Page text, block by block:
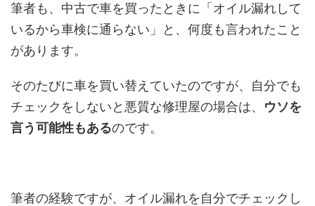
筆者も、中古で車を買ったときに「オイル漏れして
いるから車検に通らない」と、何度も言われたこと
があります。
そのたびに車を買い替えていたのですが、自分でも
チェックをしないと悪質な修理屋の場合は、 ウソを
言う可能性もあるのです。
筆者の経験ですが、オイル漏れを自分でチェックし